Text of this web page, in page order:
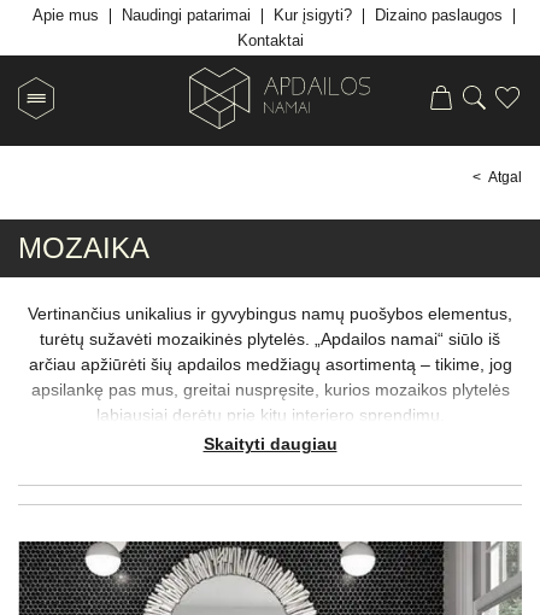
Apie mus Naudingi patarimai Kur įsigyti?
Dizaino paslaugos
Kontaktai
< Atgal
MOZAIKA
Vertinančius unikalius ir gyvybingus namų puošybos elementus,
turėtų sužavėti mozaikinės plytelės. „Apdailos namai“ siūlo iš
arčiau apžiūrėti šių apdailos medžiagų asortimentą – tikime, jog
apsilankę pas mus, greitai nuspręsite, kurios mozaikos plytelės
labiausiai derėtų prie kitų interjero sprendimų.
Mozikinės sienų plytelės ir grindų dangos praktiškai visuomet
labai monotoniškam interjerui galėtų įkvėpti gyvybės. Tačiau
bus papuoštos mozaikinės plytelės voniai, virtuvei ar kitoms namų
erdvėms: tarp šių apdailos medžiagų surasite ir elegantiškų bei
subtilių sprendimų.
Skaityti daugiau